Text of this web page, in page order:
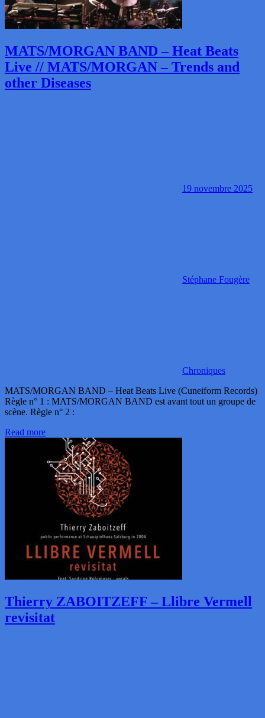
MATS/MORGAN BAND – Heat Beats
Live // MATS/MORGAN – Trends and
other Diseases
19 novembre 2025
Stéphane Fougère
Chroniques
MATS/MORGAN BAND – Heat Beats Live (Cuneiform Records)
Règle n° 1 : MATS/MORGAN BAND est avant tout un groupe de
scène. Règle n° 2 :
Read more
Thierry ZABOITZEFF – Llibre Vermell
revisitat